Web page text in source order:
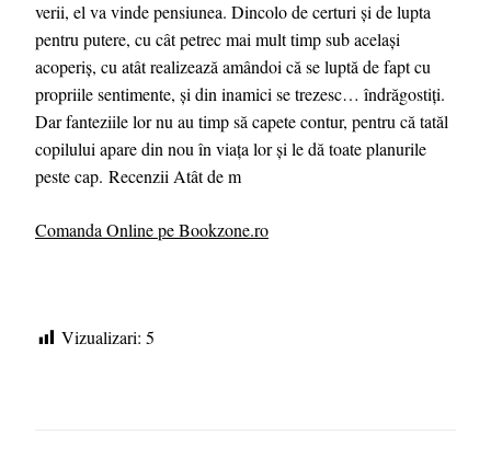
verii, el va vinde pensiunea. Dincolo de certuri și de lupta
pentru putere, cu cât petrec mai mult timp sub același
acoperiș, cu atât realizează amândoi că se luptă de fapt cu
propriile sentimente, și din inamici se trezesc… îndrăgostiți.
Dar fanteziile lor nu au timp să capete contur, pentru că tatăl
copilului apare din nou în viața lor și le dă toate planurile
peste cap. Recenzii Atât de m
Comanda Online pe Bookzone.ro
Vizualizari: 5